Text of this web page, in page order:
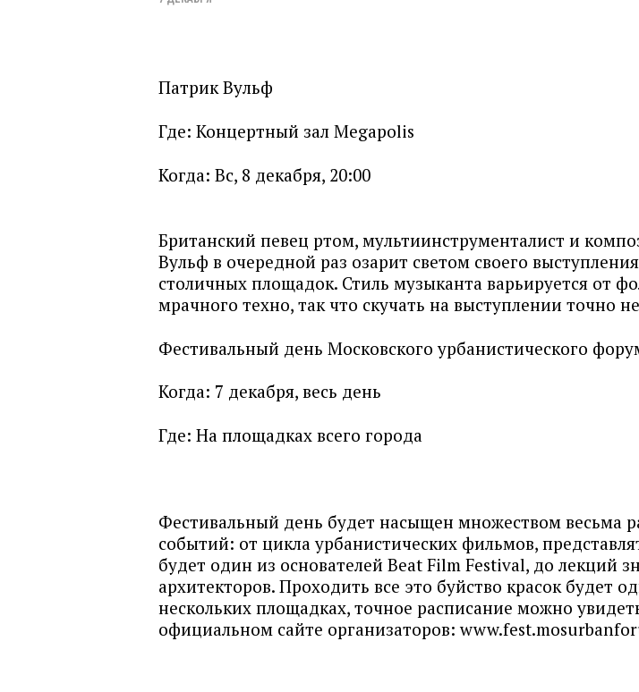
Патрик Вульф
Где: Концертный зал Megapolis
Когда: Вс, 8 декабря, 20:00
Британский певец ртом, мультиинструменталист и
Вульф в очередной раз озарит светом своего
столичных площадок. Стиль музыканта варьируется от
мрачного техно, так что скучать на выступлении точно
Фестивальный день Московского урбанистического
Когда: 7 декабря, весь день
Где: На площадках всего города
Фестивальный день будет насыщен множеством весьма
событий: от цикла урбанистических фильмов,
будет один из основателей Beat Film Festival, до лекций
архитекторов. Проходить все это буйство красок будет
нескольких площадках, точное расписание можно
официальном сайте организаторов: